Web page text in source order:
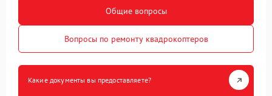
Общие вопросы
Вопросы по ремонту квадрокоптеров
Какие документы вы предоставляете?